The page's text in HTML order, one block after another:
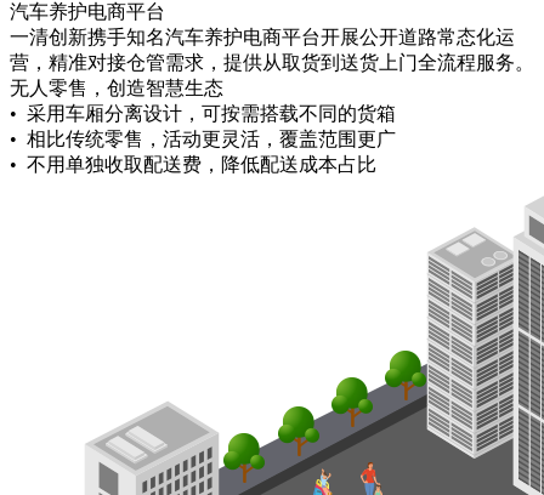
汽车养护电商平台
一清创新携手知名汽车养护电商平台开展公开道路常态化运
营，精准对接仓管需求，提供从取货到送货上门全流程服务。
无人零售，创造智慧生态
• 采用车厢分离设计，可按需搭载不同的货箱
• 相比传统零售，活动更灵活，覆盖范围更广
• 不用单独收取配送费，降低配送成本占比